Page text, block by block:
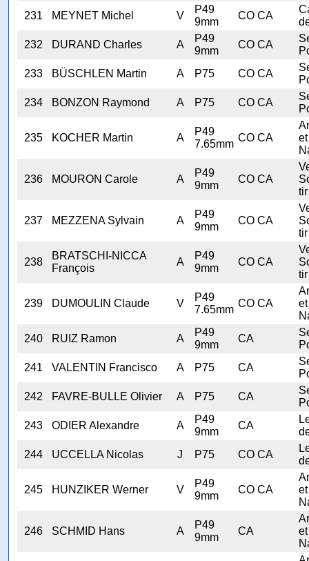
231
MEYNET Michel V
P49
9mm
CO CA
232
DURAND Charles A
P49
9mm
CO CA
233
BÜSCHLEN Martin A P75 CO CA
234
BONZON Raymond A P75 CO CA
235 KOCHER Martin A
P49
7.65mm
CO CA
et
236 MOURON Carole A
P49
9mm
CO CA
tir
237 MEZZENA Sylvain A
P49
9mm
CO CA
tir
238
BRATSCHI-NICCA
François
A
P49
9mm
CO CA
tir
239 DUMOULIN Claude V
P49
7.65mm
CO CA
et
240
RUIZ Ramon A
P49
9mm
CA
241
VALENTIN Francisco A P75 CA
242
FAVRE-BULLE Olivier A P75 CA
243
ODIER Alexandre A
P49
9mm
CA
244
UCCELLA Nicolas J P75 CO CA
245 HUNZIKER Werner V
P49
9mm
CO CA
et
246 SCHMID Hans A
P49
9mm
CA
et